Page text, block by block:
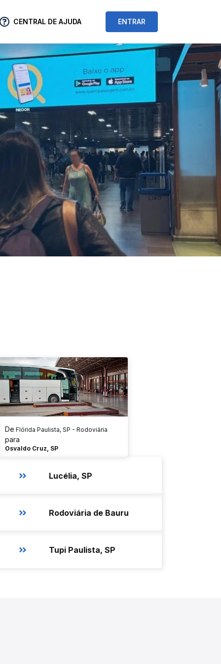
CENTRAL DE AJUDA ENTRAR
De Flórida Paulista, SP - Rodoviária
para
Osvaldo Cruz, SP
Lucélia, SP
Rodoviária de Bauru
Tupi Paulista, SP